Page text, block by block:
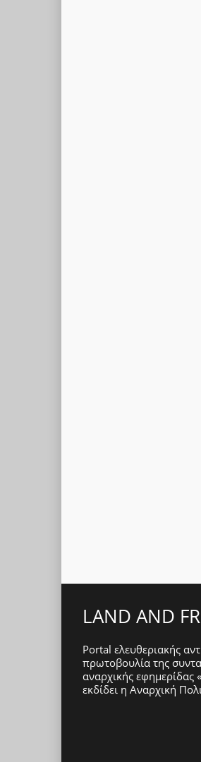
LAND AND
Portal ελευθεριακής
πρωτοβουλία της
αναρχικής εφημερίδας
εκδίδει η Αναρχική